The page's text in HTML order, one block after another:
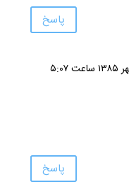
پاسخ
| نوشته شده در تاریخ ۴ مهر ۱۳۸۵ ساعت ۵:۰۷
پاسخ